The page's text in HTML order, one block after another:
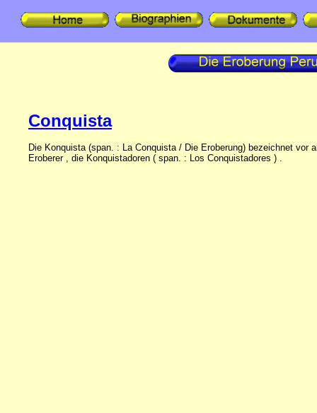
Conquista
Die Konquista (span. : La Conquista / Die Eroberung) bezeichnet
Eroberer , die Konquistadoren ( span. : Los Conquistadores ) .